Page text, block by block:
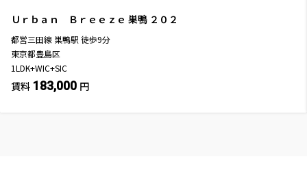
Ｕｒｂａｎ Ｂｒｅｅｚｅ 巣鴨 ２０２
都営三田線 巣鴨駅 徒歩9分
東京都豊島区
1LDK+WIC+SIC
賃料 183,000 円